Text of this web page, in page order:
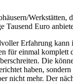
Werkstätten,
Tausend Euro
Erfahrung kann
für einmal komplett
Die
haben,
nicht mehr. Der